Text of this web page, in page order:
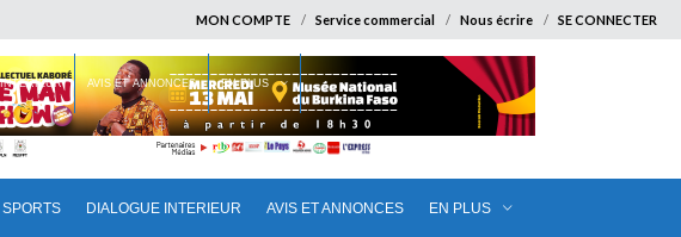
MON COMPTE Service commercial Nous écrire SE CONNECTER
SPORTS DIALOGUE INTERIEUR AVIS ET ANNONCES EN PLUS
AVIS ET ANNONCES EN PLUS